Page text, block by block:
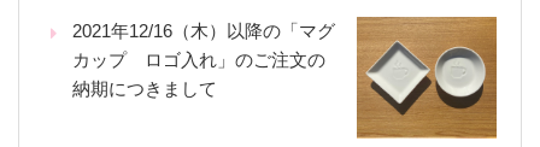
2021年12/16（木）以降の「マグ
カップ ロゴ入れ」のご注文の
納期につきまして